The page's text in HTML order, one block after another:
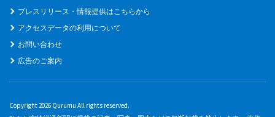
プレスリリース・情報提供はこちらから
アクセスデータの利用について
お問い合わせ
広告のご案内
Copyright 2026 Qurumu All rights reserved.